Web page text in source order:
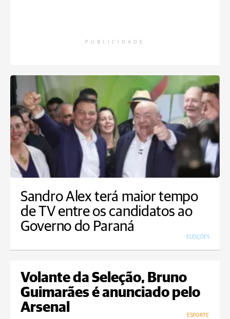
PUBLICIDADE
Sandro Alex terá maior tempo
de TV entre os candidatos ao
Governo do Paraná
ELEIÇÕES
Volante da Seleção, Bruno
Guimarães é anunciado pelo
Arsenal
ESPORTE